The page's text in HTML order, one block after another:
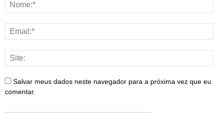
Salvar meus dados neste navegador para a próxima vez que eu
comentar.